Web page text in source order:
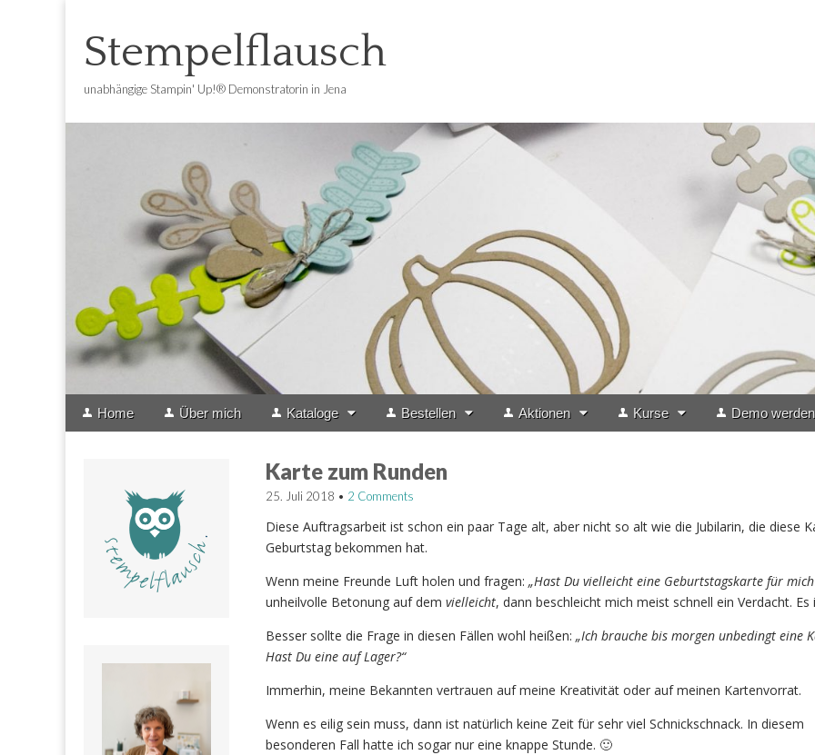
Stempelflausch
unabhängige Stampin' Up!® Demonstratorin in Jena
Main
Skip
Home Über mich Kataloge Bestellen Aktionen Kurse Demo werden
Karte zum Runden
25. Juli 2018 • 2 Comments
Diese Auftragsarbeit ist schon ein paar Tage alt, aber nicht so alt wie die Jubilarin, die diese
Geburtstag bekommen hat.
Wenn meine Freunde Luft holen und fragen: „Hast Du vielleicht eine Geburtstagskarte für
unheilvolle Betonung auf dem vielleicht, dann beschleicht mich meist schnell ein Verdacht. Es
Besser sollte die Frage in diesen Fällen wohl heißen: „Ich brauche bis morgen unbedingt eine
Hast Du eine auf Lager?“
Immerhin, meine Bekannten vertrauen auf meine Kreativität oder auf meinen Kartenvorrat.
Wenn es eilig sein muss, dann ist natürlich keine Zeit für sehr viel Schnickschnack. In diesem
besonderen Fall hatte ich sogar nur eine knappe Stunde. 🙂